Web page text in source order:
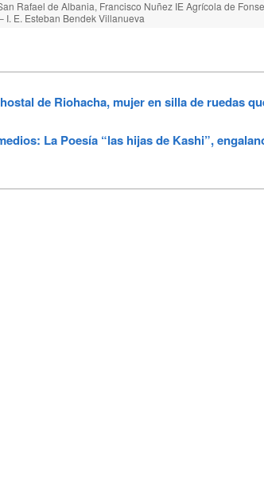
Rafael de Albania, Francisco Nuñez IE Agrícola de
I. E. Esteban Bendek Villanueva
de Riohacha, mujer en silla de ruedas
La Poesía “las hijas de Kashi”,